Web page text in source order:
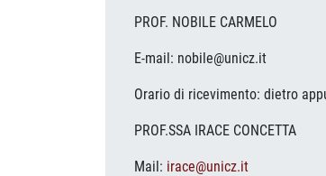
PROF. NOBILE CARMELO
E-mail: nobile@unicz.it
Orario di ricevimento: dietro
PROF.SSA IRACE CONCETTA
Mail: irace@unicz.it